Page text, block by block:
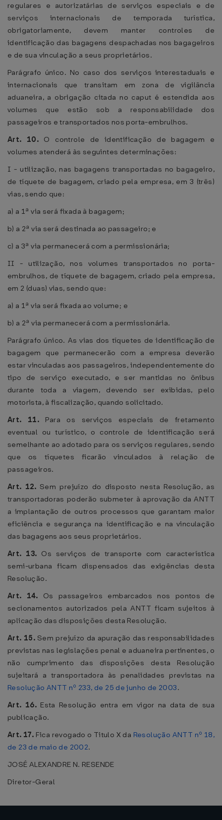
regulares e autorizatárias de serviços especiais e de
serviços internacionais de temporada turística,
obrigatoriamente, devem manter controles de
identificação das bagagens despachadas nos bagageiros
e de sua vinculação a seus proprietários.
Parágrafo único. No caso dos serviços interestaduais e
internacionais que transitam em zona de vigilância
aduaneira, a obrigação citada no caput é estendida aos
volumes que estão sob a responsabilidade dos
passageiros e transportados nos porta-embrulhos.
Art. 10. O controle de identificação de bagagem e
volumes atenderá às seguintes determinações:
I - utilização, nas bagagens transportadas no bagageiro,
de tíquete de bagagem, criado pela empresa, em 3 (três)
vias, sendo que:
a) a 1ª via será fixada à bagagem;
b) a 2ª via será destinada ao passageiro; e
c) a 3ª via permanecerá com a permissionária;
II - utilização, nos volumes transportados no porta-
embrulhos, de tíquete de bagagem, criado pela empresa,
em 2 (duas) vias, sendo que:
a) a 1ª via será fixada ao volume; e
b) a 2ª via permanecerá com a permissionária.
Parágrafo único. As vias dos tíquetes de identificação de
bagagem que permanecerão com a empresa deverão
estar vinculadas aos passageiros, independentemente do
tipo de serviço executado, e ser mantidas no ônibus
durante toda a viagem, devendo ser exibidas, pelo
motorista, à fiscalização, quando solicitado.
Art. 11. Para os serviços especiais de fretamento
eventual ou turístico, o controle de identificação será
semelhante ao adotado para os serviços regulares, sendo
que os tíquetes ficarão vinculados à relação de
passageiros.
Art. 12. Sem prejuízo do disposto nesta Resolução, as
transportadoras poderão submeter à aprovação da ANTT
a implantação de outros processos que garantam maior
eficiência e segurança na identificação e na vinculação
das bagagens aos seus proprietários.
Art. 13. Os serviços de transporte com característica
semi-urbana ficam dispensados das exigências desta
Resolução.
Art. 14. Os passageiros embarcados nos pontos de
secionamentos autorizados pela ANTT ficam sujeitos à
aplicação das disposições desta Resolução.
Art. 15. Sem prejuízo da apuração das responsabilidades
previstas nas legislações penal e aduaneira pertinentes, o
não cumprimento das disposições desta Resolução
sujeitará a transportadora às penalidades previstas na
Resolução ANTT nº 233, de 25 de junho de 2003.
Art. 16. Esta Resolução entra em vigor na data de sua
publicação.
Art. 17. Fica revogado o Titulo X da Resolução ANTT nº 18,
de 23 de maio de 2002.
JOSÉ ALEXANDRE N. RESENDE
Diretor-Geral